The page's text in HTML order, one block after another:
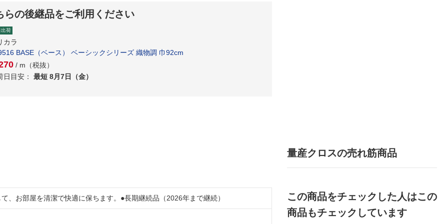
らの後継品をご利用ください
出荷
カラ
BASE（ベース） ベーシックシリーズ 織物調 巾92cm
/ m（税抜）
日目安：
最短 8月7日（金）
、お部屋を清潔で快適に保ちます。●長期継続品（2026年まで継続）
量産クロスの売れ筋商品
この商品をチェックした人はこの
商品もチェックしています